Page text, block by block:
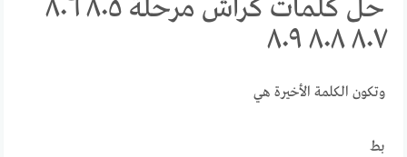
حل كلمات كراش مرحلة ٨٠٥ ٨٠٦
٨٠٧ ٨٠٨ ٨٠٩
وتكون الكلمة الأخيرة هي
بط